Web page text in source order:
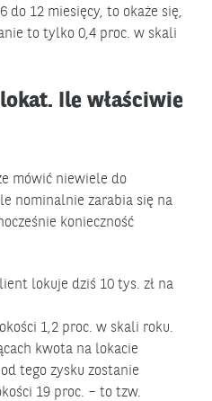
do 12 miesięcy, to okaże się,
to tylko 0,4 proc. w skali
Ile właściwie
mówić niewiele do
nominalnie zarabia się na
konieczność
lokuje dziś 10 tys. zł na
1,2 proc. w skali roku.
kwota na lokacie
tego zysku zostanie
19 proc. – to tzw.